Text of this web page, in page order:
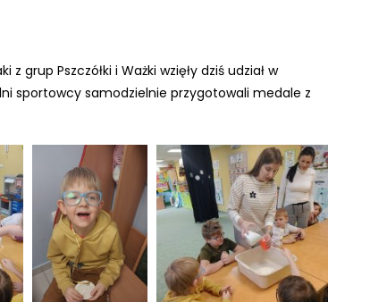
grup Pszczółki i Ważki wzięły dziś udział w
sportowcy samodzielnie przygotowali medale z